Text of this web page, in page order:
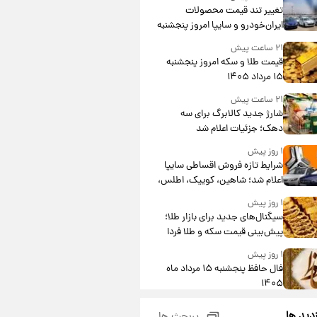
تغییر تند قیمت محصولات
ایران‌خودرو و سایپا امروز پنجشنبه
۱۵ مرداد ۱۴۰۵ +جدول
۲۱ ساعت پیش
قیمت طلا و سکه امروز پنجشنبه
۱۵ مرداد ۱۴۰۵
۲۱ ساعت پیش
شارژ جدید کالابرگ برای سه
دهک؛ جزئیات اعلام شد
۱ روز پیش
شرایط تازه فروش اقساطی سایپا
اعلام شد؛ شاهین، کوییک، اطلس،
سهند و ساینا با اقساط بلندمدت +
جدول۱ روز پیش
سیگنال‌های جدید برای بازار طلا؛
پیش‌بینی قیمت سکه و طلا فردا
۱ روز پیش
فال حافظ پنجشنبه ۱۵ مرداد ماه
۱۴۰۵